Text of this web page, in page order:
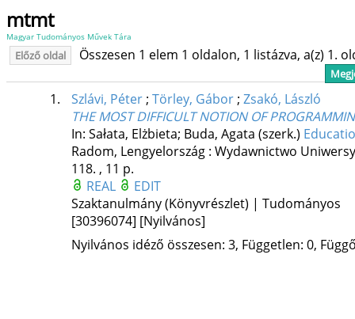
mtmt
Magyar Tudományos Művek Tára
Előző oldal Összesen 1 elem 1 oldalon, 1 listázva, a(z) 1.
1. Szlávi, Péter; Törley, Gábor; Zsakó, László
THE MOST DIFFICULT NOTION OF
In: Sałata, Elżbieta; Buda, Agata (szerk.)
Radom, Lengyelország : Wydawnictwo
118. , 11 p.
REAL
EDIT
Szaktanulmány (Könyvrészlet) | Tudományos
[30396074] [Nyilvános]
Nyilvános idéző összesen: 3, Független: 0,